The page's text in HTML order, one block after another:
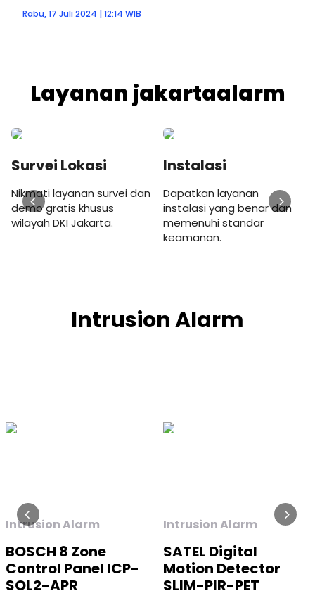
Rabu, 17 Juli 2024 | 12:14 WIB
Layanan jakartaalarm
Survei Lokasi
Nikmati layanan survei dan
demo gratis khusus
wilayah DKI Jakarta.
Instalasi
Dapatkan layanan
instalasi yang benar dan
memenuhi standar
keamanan.
Intrusion Alarm
Intrusion Alarm
BOSCH 8 Zone
Control Panel ICP-
SOL2-APR
Intrusion Alarm
SATEL Digital
Motion Detector
SLIM-PIR-PET